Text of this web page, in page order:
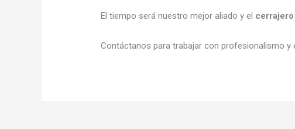
El tiempo será nuestro mejor aliado y el
Contáctanos para trabajar con profesionalismo y